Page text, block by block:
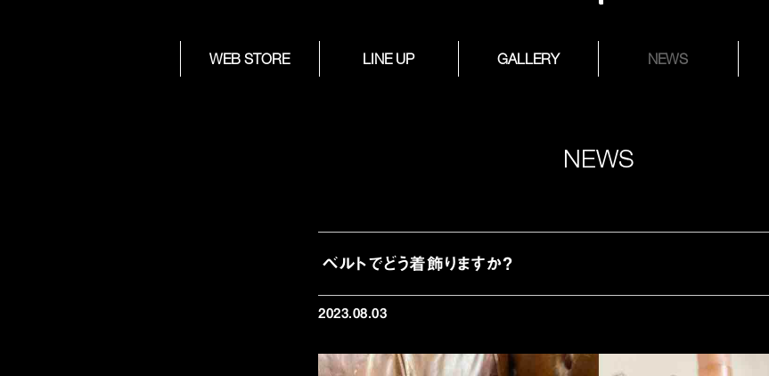
WEB STORE LINE UP GALLERY NEWS
NEWS
ベルトでどう着飾りますか？
2023.08.03